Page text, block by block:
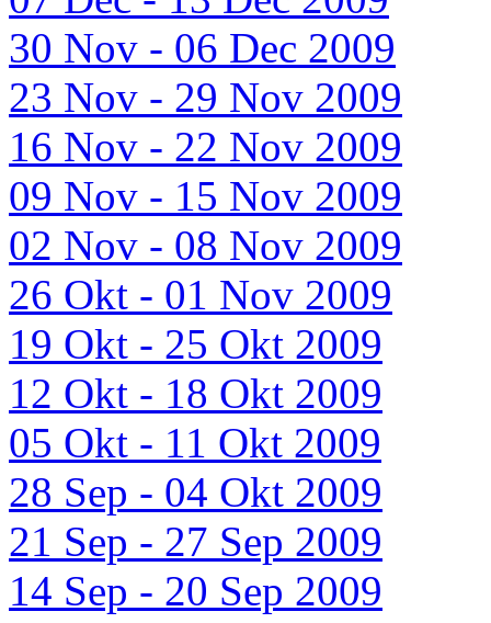
30 Nov - 06 Dec 2009
23 Nov - 29 Nov 2009
16 Nov - 22 Nov 2009
09 Nov - 15 Nov 2009
02 Nov - 08 Nov 2009
26 Okt - 01 Nov 2009
19 Okt - 25 Okt 2009
12 Okt - 18 Okt 2009
05 Okt - 11 Okt 2009
28 Sep - 04 Okt 2009
21 Sep - 27 Sep 2009
14 Sep - 20 Sep 2009